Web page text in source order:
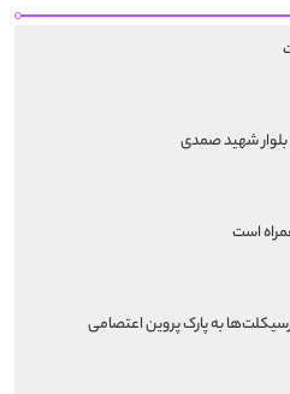
بلوار شهید صمدی
است
به پارک پروین اعتصامی